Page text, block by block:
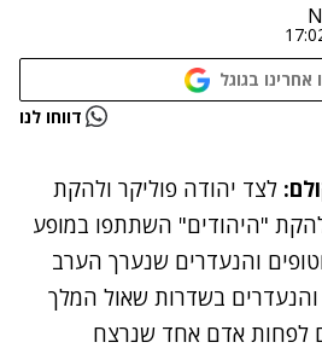
אחרינו בגוגל
נתקלנו בבעיה דווחו לנו
לצד יהודה פוליקר ולהקת
"היהודים" השתתפו במופע
והנעדרים שנערך הערב
בשדרות שאול המלך
לפחות אדם אחד שנרצח